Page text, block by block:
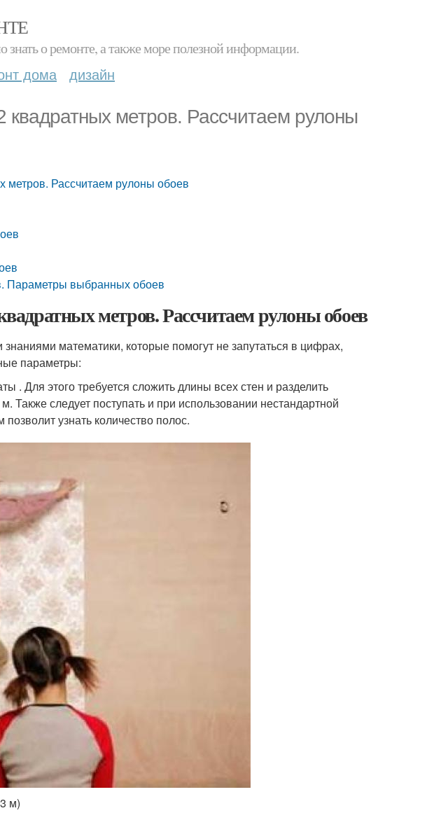
знать о ремонте, а также море полезной информации.
дома дизайн
квадратных метров. Рассчитаем рулоны
метров. Рассчитаем рулоны обоев
Параметры выбранных обоев
метров. Рассчитаем рулоны обоев
математики, которые помогут не запутаться в цифрах,
параметры:
. Для этого требуется сложить длины всех стен и разделить
Также следует поступать и при использовании нестандартной
узнать количество полос.
м)